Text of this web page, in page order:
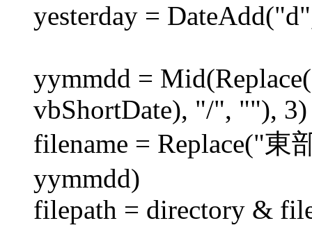
yesterday =
yymmdd =
vbShortDate), "/", ""), 3)
filename = Replace("東
yymmdd)
filepath = directory &